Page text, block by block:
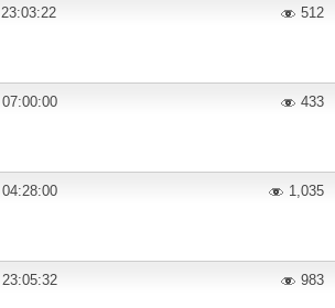
23:03:22 512
07:00:00 433
04:28:00 1,035
23:05:32 983